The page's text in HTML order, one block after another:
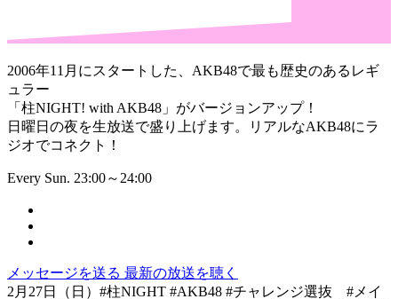
2006年11月にスタートした、AKB48で最も歴史のあるレギ
ュラー
「柱NIGHT! with AKB48」がバージョンアップ！
日曜日の夜を生放送で盛り上げます。リアルなAKB48にラ
ジオでコネクト！
Every Sun. 23:00～24:00
メッセージを送る 最新の放送を聴く
2月27日（日）#柱NIGHT #AKB48 #チャレンジ選抜 #メイ